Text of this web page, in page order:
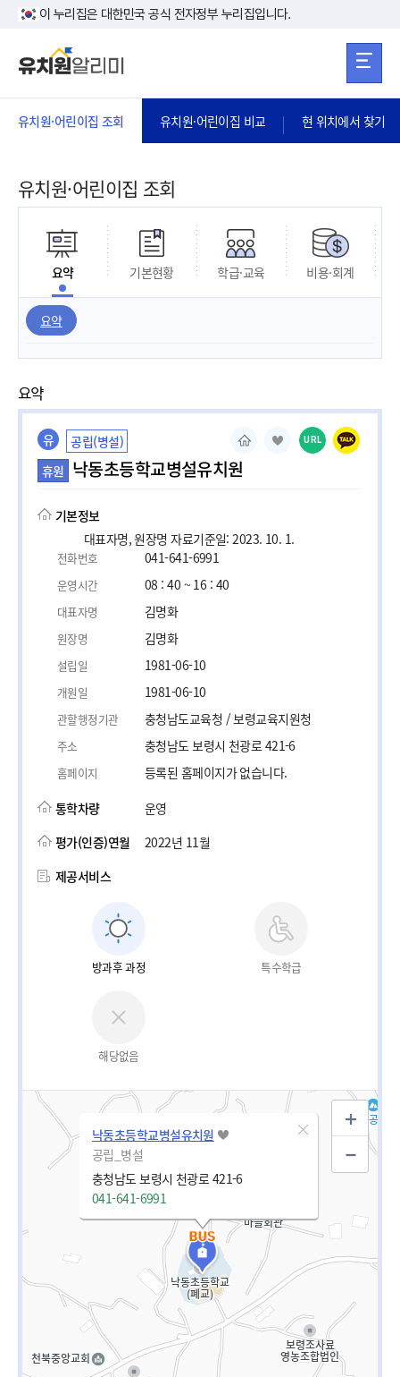
본문 바로가기
이 누리집은 대한민국 공식 전자정부 누리집입니다.
유치원·어린이집 조회 유치원·어린이집 비교 현 위치에서 찾기
유치원·어린이집 조회
요약 기본현황 학급·교육 비용·회계
요약
요약
유
공립(병설)
휴원 낙동초등학교병설유치원
URL
기본정보
대표자명, 원장명 자료기준일: 2023. 10. 1.
전화번호 041-641-6991
운영시간 08 : 40 ~ 16 : 40
대표자명 김명화
원장명 김명화
설립일 1981-06-10
개원일 1981-06-10
관할행정기관 충청남도교육청 / 보령교육지원청
주소 충청남도 보령시 천광로 421-6
홈페이지
등록된 홈페이지가 없습니다.
통학차량
운영
평가(인증)연월
2022년 11월
제공서비스
방과후 과정 특수학급
해당없음
낙동초등학교병설유치원
공립_병설
충청남도 보령시 천광로 421-6
041-641-6991